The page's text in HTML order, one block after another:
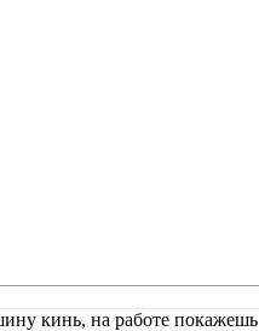
кинь, на работе покажешь